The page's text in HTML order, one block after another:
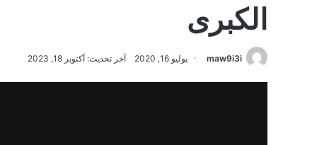
الكبرى
maw9i3i يوليو 16, 2020 آخر تحديث: أكتوبر 18, 2023